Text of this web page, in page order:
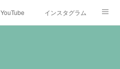
YouTube インスタグラム